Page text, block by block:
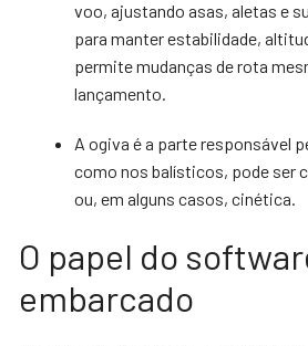
voo, ajustando asas, aletas e
para manter estabilidade,
permite mudanças de rota
lançamento.
A ogiva é a parte responsável
como nos balísticos, pode ser
ou, em alguns casos, cinética.
O papel do
embarcado